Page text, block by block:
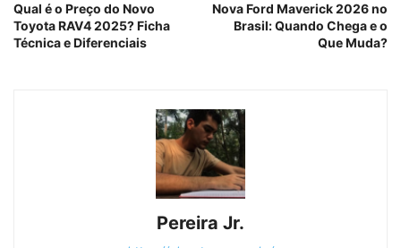
Qual é o Preço do Novo
Toyota RAV4 2025? Ficha
Técnica e Diferenciais
Nova Ford Maverick 2026 no
Brasil: Quando Chega e o
Que Muda?
Pereira Jr.